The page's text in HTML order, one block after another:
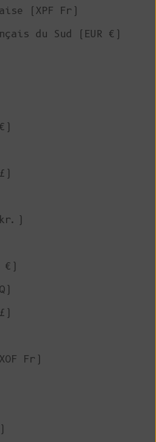
(XPF Fr)
du Sud (EUR €)
kr.)
€)
Fr)